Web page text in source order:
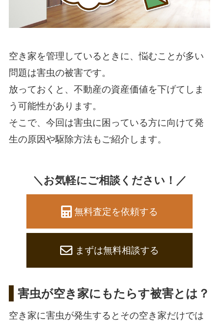
空き家を管理しているときに、悩むことが多い
問題は害虫の被害です。
放っておくと、不動産の資産価値を下げてしま
う可能性があります。
そこで、今回は害虫に困っている方に向けて発
生の原因や駆除方法もご紹介します。
＼お気軽にご相談ください！／
無料査定を依頼する
まずは無料相談する
害虫が空き家にもたらす被害とは？
空き家に害虫が発生するとその空き家だけでは